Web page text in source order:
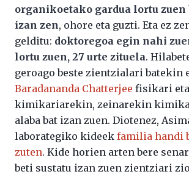
organikoetako gardua lortu
izan zen, ohore eta guzti. Eta ez
gelditu: doktoregoa egin nahi
lortu zuen, 27 urte zituela.
geroago beste zientzialari batekin
Baradananda Chatterjee fisikari eta
kimikariarekin, zeinarekin
alaba bat izan zuen. Diotenez,
laborategiko kideek familia handi
zuten. Kide horien arten bere
beti sustatu izan zuen zientziari